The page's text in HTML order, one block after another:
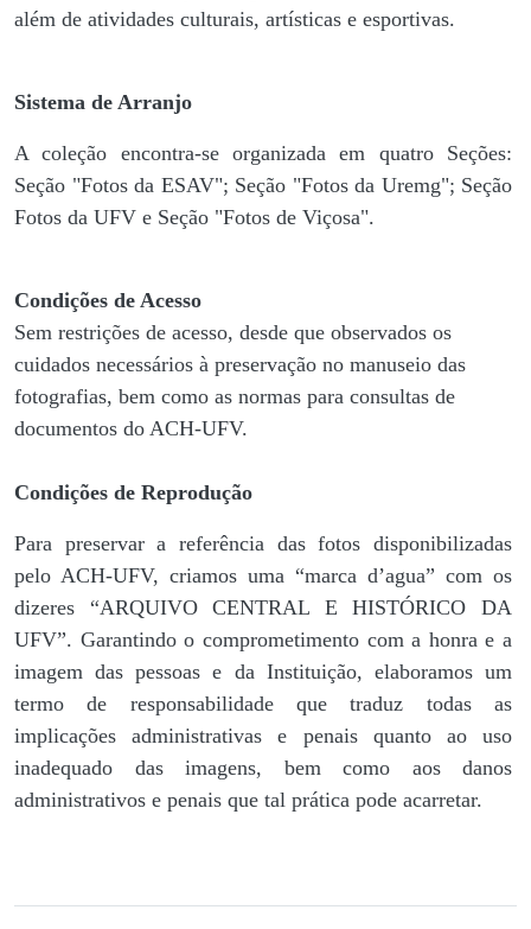
além de atividades culturais, artísticas e esportivas.
Sistema de Arranjo
A coleção encontra-se organizada em quatro Seções:
Seção "Fotos da ESAV"; Seção "Fotos da Uremg"; Seção
Fotos da UFV e Seção "Fotos de Viçosa".
Condições de Acesso
Sem restrições de acesso, desde que observados os
cuidados necessários à preservação no manuseio das
fotografias, bem como as normas para consultas de
documentos do ACH-UFV.
Condições de Reprodução
Para preservar a referência das fotos disponibilizadas
pelo ACH-UFV, criamos uma “marca d’agua” com os
dizeres “ARQUIVO CENTRAL E HISTÓRICO DA
UFV”. Garantindo o comprometimento com a honra e a
imagem das pessoas e da Instituição, elaboramos um
termo de responsabilidade que traduz todas as
implicações administrativas e penais quanto ao uso
inadequado das imagens, bem como aos danos
administrativos e penais que tal prática pode acarretar.